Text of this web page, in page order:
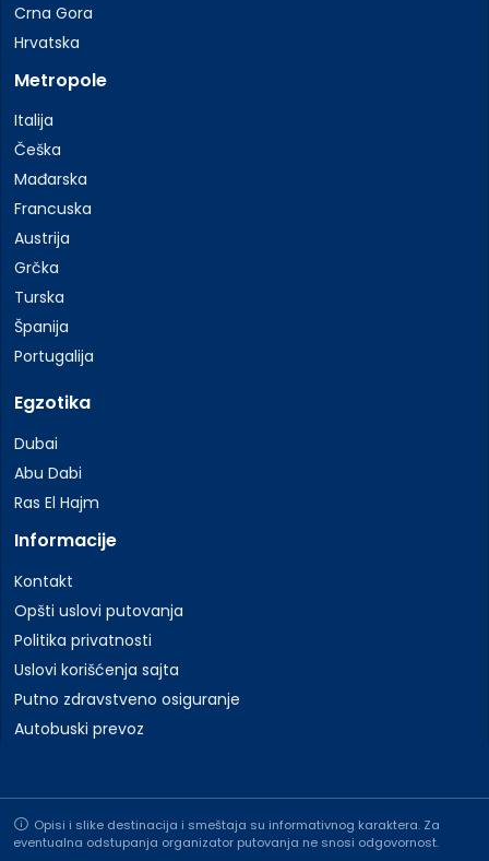
Crna Gora
Hrvatska
Metropole
Italija
Češka
Mađarska
Francuska
Austrija
Grčka
Turska
Španija
Portugalija
Egzotika
Dubai
Abu Dabi
Ras El Hajm
Informacije
Kontakt
Opšti uslovi putovanja
Politika privatnosti
Uslovi korišćenja sajta
Putno zdravstveno osiguranje
Autobuski prevoz
Opisi i slike destinacija i smeštaja su informativnog karaktera. Za
eventualna odstupanja organizator putovanja ne snosi odgovornost.